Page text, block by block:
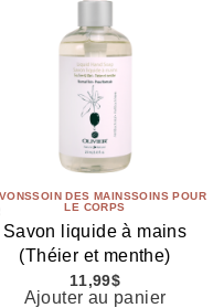
SOIN DES MAINSSOINS POUR
LE CORPS
Savon liquide à mains
(Théier et menthe)
11,99$
Ajouter au panier